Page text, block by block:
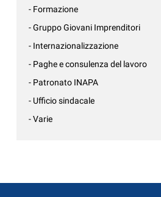
- Formazione
- Gruppo Giovani Imprenditori
- Internazionalizzazione
- Paghe e consulenza del lavoro
- Patronato INAPA
- Ufficio sindacale
- Varie